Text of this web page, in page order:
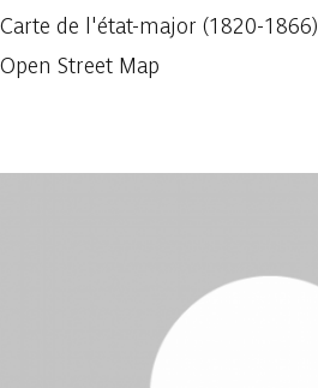
Carte de l'état-major (1820-1866)
Open Street Map